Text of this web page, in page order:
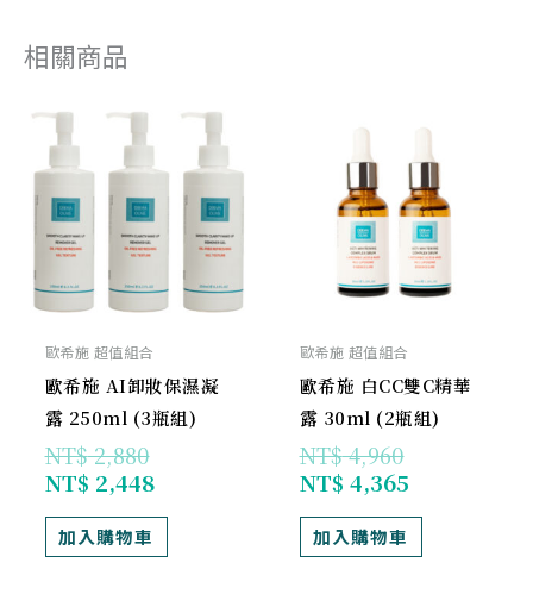
相關商品
歐希施 超值組合
歐希施 AI卸妝保濕凝
露 250ml (3瓶組)
NT$2,880
價
格：
NT$ 2,880。
NT$ 2,448
價
格：
NT$ 2,448。
加入購物車
歐希施 超值組合
歐希施 白CC雙C精華
露 30ml (2瓶組)
NT$4,960
價
格：
NT$ 4,960。
NT$ 4,365
前
價
格：
NT$ 4,365
加入購物車